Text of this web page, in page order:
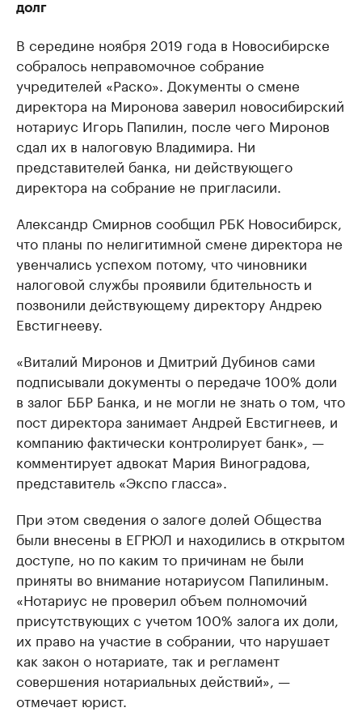
долг
В середине ноября 2019 года в Новосибирске
собралось неправомочное собрание
учредителей «Раско». Документы о смене
директора на Миронова заверил новосибирский
нотариус Игорь Папилин, после чего Миронов
сдал их в налоговую Владимира. Ни
представителей банка, ни действующего
директора на собрание не пригласили.
Александр Смирнов сообщил РБК Новосибирск,
что планы по нелигитимной смене директора не
увенчались успехом потому, что чиновники
налоговой службы проявили бдительность и
позвонили действующему директору Андрею
Евстигнееву.
«Виталий Миронов и Дмитрий Дубинов сами
подписывали документы о передаче 100% доли
в залог ББР Банка, и не могли не знать о том, что
пост директора занимает Андрей Евстигнеев, и
компанию фактически контролирует банк», —
комментирует адвокат Мария Виноградова,
представитель «Экспо гласса».
При этом сведения о залоге долей Общества
были внесены в ЕГРЮЛ и находились в открытом
доступе, но по каким то причинам не были
приняты во внимание нотариусом Папилиным.
«Нотариус не проверил объем полномочий
присутствующих с учетом 100% залога их доли,
их право на участие в собрании, что нарушает
как закон о нотариате, так и регламент
совершения нотариальных действий», —
отмечает юрист.